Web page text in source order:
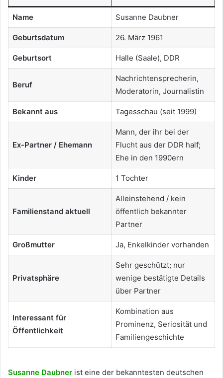
Name Susanne Daubner
Geburtsdatum 26. März 1961
Geburtsort Halle (Saale), DDR
Beruf
Nachrichtensprecherin,
Moderatorin, Journalistin
Bekannt aus Tagesschau (seit 1999)
Ex-Partner / Ehemann
Mann, der ihr bei der
Flucht aus der DDR half;
Ehe in den 1990ern
Kinder 1 Tochter
Familienstand aktuell
Alleinstehend / kein
öffentlich bekannter
Partner
Großmutter Ja, Enkelkinder vorhanden
Privatsphäre
Sehr geschützt; nur
wenige bestätigte Details
über Partner
Interessant für
Öffentlichkeit
Kombination aus
Prominenz, Seriosität und
Familiengeschichte
Susanne Daubner ist eine der bekanntesten deutschen